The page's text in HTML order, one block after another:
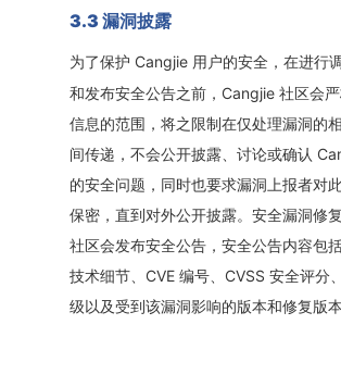
3.3 漏洞披露
为了保护 Cangjie 用户的安全，在进行
和发布安全公告之前，Cangjie 社区会
信息的范围，将之限制在仅处理漏洞的
间传递，不会公开披露、讨论或确认
的安全问题，同时也要求漏洞上报者对
保密，直到对外公开披露。安全漏洞修
社区会发布安全公告，安全公告内容包
技术细节、CVE 编号、CVSS 安全评分
级以及受到该漏洞影响的版本和修复版本